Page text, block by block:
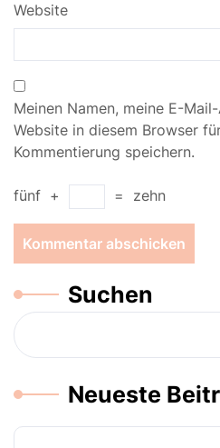
Website
Meinen Namen, meine E-
Website in diesem Browser
Kommentierung speichern.
fünf + = zehn
Suchen
Neueste